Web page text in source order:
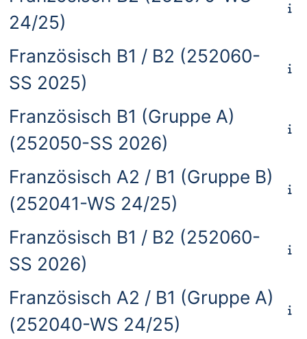
24/25)
Französisch B1 / B2 (252060-
SS 2025)
Französisch B1 (Gruppe A)
(252050-SS 2026)
Französisch A2 / B1 (Gruppe B)
(252041-WS 24/25)
Französisch B1 / B2 (252060-
SS 2026)
Französisch A2 / B1 (Gruppe A)
(252040-WS 24/25)